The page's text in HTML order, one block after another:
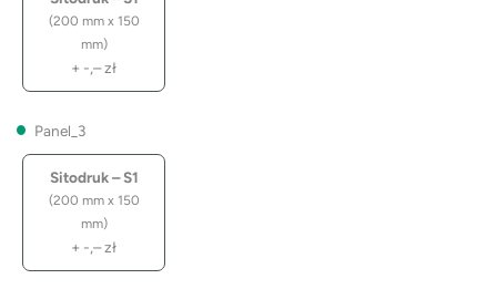
(200 mm x 150
mm)
+ -,–zł
Panel_3
Sitodruk – S1
(200 mm x 150
mm)
+ -,–zł